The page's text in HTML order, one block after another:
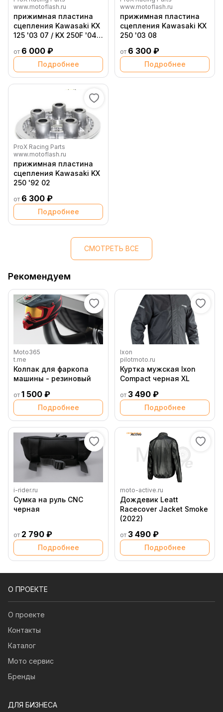
www.motoflash.ru
прижимная пластина
сцепления Kawasaki KX
125 '03 07 / KX 250F '04
06
от 6 000 ₽
Подробнее
www.motoflash.ru
прижимная пластина
сцепления Kawasaki KX
250 '03 08
от 6 300 ₽
Подробнее
ProX Racing Parts
www.motoflash.ru
прижимная пластина
сцепления Kawasaki KX
250 '92 02
от 6 300 ₽
Подробнее
СМОТРЕТЬ ВСЕ
Рекомендуем
Moto365
t.me
Колпак для фаркопа
машины - резиновый
от 1 500 ₽
Подробнее
Ixon
pilotmoto.ru
Куртка мужская Ixon
Compact черная XL
от 3 490 ₽
Подробнее
i-rider.ru
Сумка на руль CNC
черная
от 2 790 ₽
Подробнее
moto-active.ru
Дождевик Leatt
Racecover Jacket Smoke
(2022)
от 3 490 ₽
Подробнее
О ПРОЕКТЕ
О проекте
Контакты
Каталог
Мото сервис
Бренды
ДЛЯ БИЗНЕСА